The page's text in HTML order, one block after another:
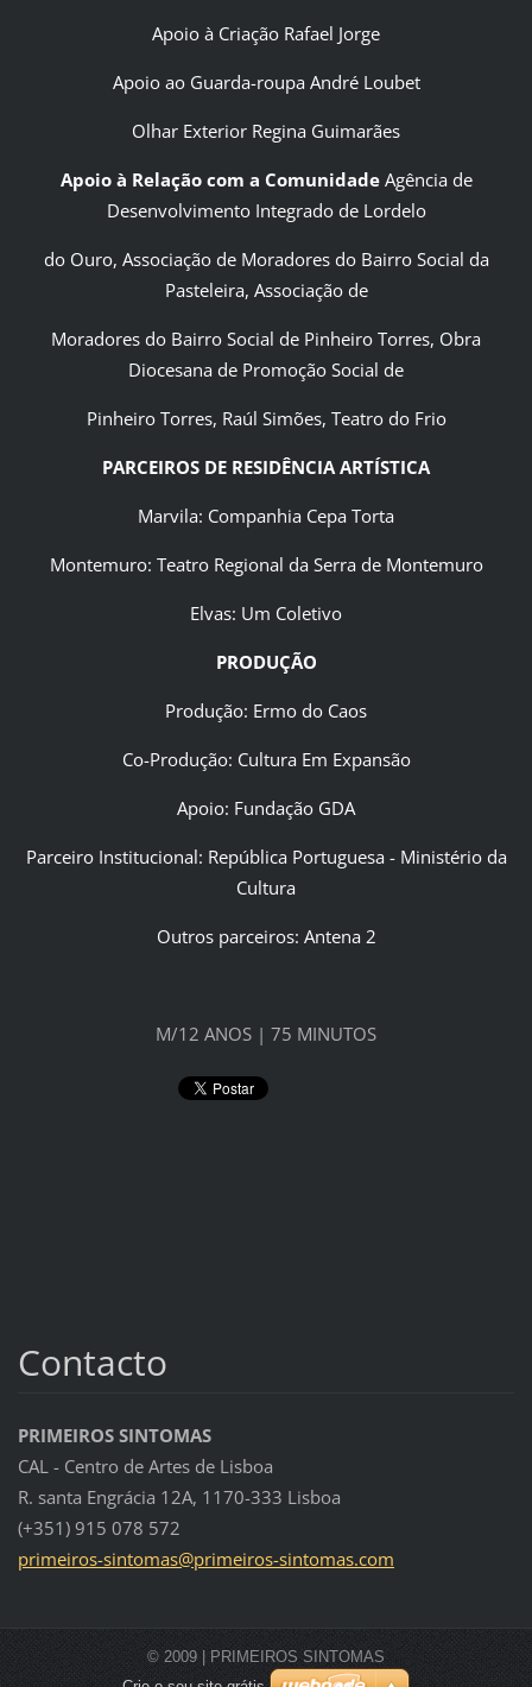
Apoio à Criação Rafael Jorge
Apoio ao Guarda-roupa André Loubet
Olhar Exterior Regina Guimarães
Apoio à Relação com a ComunidadeAgência de
Desenvolvimento Integrado de Lordelo
do Ouro, Associação de Moradores do Bairro Social da
Pasteleira, Associação de
Moradores do Bairro Social de Pinheiro Torres, Obra
Diocesana de Promoção Social de
Pinheiro Torres, Raúl Simões, Teatro do Frio
PARCEIROS DE RESIDÊNCIA ARTÍSTICA
Marvila: Companhia Cepa Torta
Montemuro: Teatro Regional da Serra de Montemuro
Elvas: Um Coletivo
PRODUÇÃO
Produção: Ermo do Caos
Co-Produção: Cultura Em Expansão
Apoio: Fundação GDA
Parceiro Institucional: República Portuguesa - Ministério da
Cultura
Outros parceiros: Antena 2
M/12 ANOS | 75 MINUTOS
Contacto
PRIMEIROS SINTOMAS
CAL - Centro de Artes de Lisboa
R. santa Engrácia 12A, 1170-333 Lisboa
(+351) 915 078 572
primeiros-sintomas@primeiros-sintomas.com
© 2009 | PRIMEIROS SINTOMAS